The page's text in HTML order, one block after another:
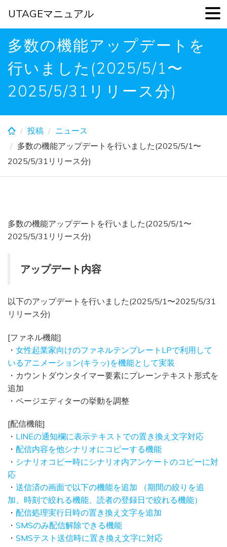
Skip
main
content
多数の機能アップデートを
行いました(2025/5/1〜
2025/5/31リリース分)
投稿
ニュース
多数の機能アップデートを行いました(2025/5/1〜
2025/5/31リリース分)
多数の機能アップデートを行いました(2025/5/1〜
2025/5/31リリース分)
アップデート内容
以下のアップデートを行いました(2025/5/1〜2025/5/31
リリース分)
[ファネル機能]
・ 女性起業家向けのファネルテンプレートLPで利用して
いるアニメーション(キラッ)を機能として実装
・カウントダウンタイマー要素にプレーンテキスト形式を
追加
・ページエディターの挙動を調整
[配信機能]
・ LINEの通知欄に表示テキストでの置き換え文字対応
・ 配信内容を他シナリオにコピーする機能
・ シナリオコピー時にシナリオ内アンケートのコピーに対
応
・ 送信済の画面で以下の機能を追加 （期間の絞りを追
加、時刻で絞れる機能、読者の登録日で絞れる機能）
・ 配信処理実行日時の置き換え文字を追加
・ SMSのみ配信解除できる機能
・ SMSテスト送信時に置き換え文字に対応
UTAGEマニュアル